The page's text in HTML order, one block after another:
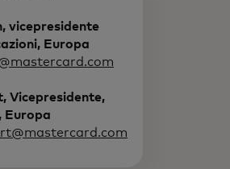
vicepresidente
Europa
Vicepresidente,
Europa